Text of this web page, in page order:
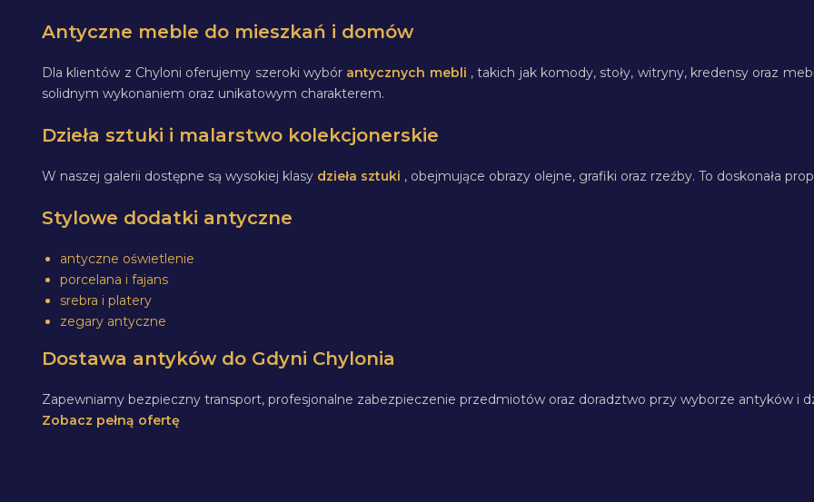
Antyczne meble do mieszkań i domów
Dla klientów z Chyloni oferujemy szeroki wybór antycznych mebli , takich jak komody, stoły, witryny, kredensy oraz
solidnym wykonaniem oraz unikatowym charakterem.
Dzieła sztuki i malarstwo kolekcjonerskie
W naszej galerii dostępne są wysokiej klasy dzieła sztuki , obejmujące obrazy olejne, grafiki oraz rzeźby. To doskonała
Stylowe dodatki antyczne
antyczne oświetlenie
porcelana i fajans
srebra i platery
zegary antyczne
Dostawa antyków do Gdyni Chylonia
Zapewniamy bezpieczny transport, profesjonalne zabezpieczenie przedmiotów oraz doradztwo przy wyborze antyków i
Zobacz pełną ofertę